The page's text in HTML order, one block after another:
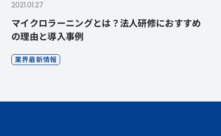
2021.01.27
マイクロラーニングとは？法人研修におすすめ
の理由と導入事例
業界最新情報